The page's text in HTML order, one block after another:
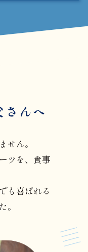
さんへ
せん。
ツを、食事
も喜ばれる
。